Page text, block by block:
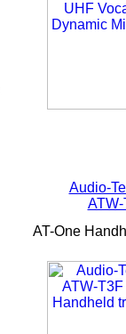
Audio-
AT-One